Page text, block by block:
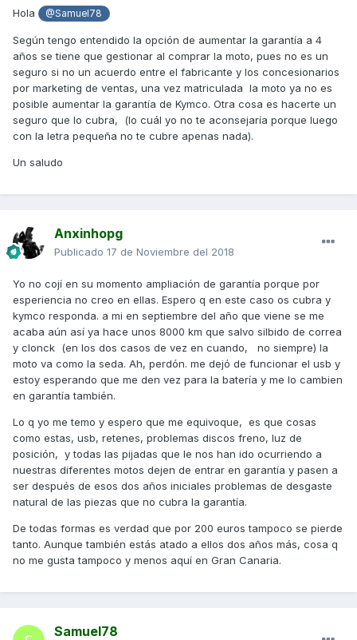
mas o menos.?
Y luego otra cosa, aunque sea de segunda mano no me
pondran problema con el tema de retenes verdad? Vamos
que eso es un problema que ellos lo saben mas que de
sobras y supongo que una vez en taller y estando en
garantia pues me la entregaran a punto.
Por cierto la moto es de Barcelona y fue de las primeras
entregas en sep del 2017.
Gracias a todos y saludos!!
Hola @Samuel78
Según tengo entendido la opción de aumentar la garantía a 4
años se tiene que gestionar al comprar la moto, pues no es un
seguro si no un acuerdo entre el fabricante y los concesionarios
por marketing de ventas, una vez matriculada la moto ya no es
posible aumentar la garantía de Kymco. Otra cosa es hacerte un
seguro que lo cubra, (lo cuál yo no te aconsejaría porque luego
con la letra pequeña no te cubre apenas nada).
Un saludo
Anxinhopg
Publicado 17 de Noviembre del 2018
Yo no cojí en su momento ampliación de garantía porque por
esperiencia no creo en ellas. Espero q en este caso os cubra y
kymco responda. a mi en septiembre del año que viene se me
acaba aún así ya hace unos 8000 km que salvo silbido de correa
y clonck (en los dos casos de vez en cuando, no siempre) la
moto va como la seda. Ah, perdón. me dejó de funcionar el usb y
estoy esperando que me den vez para la batería y me lo cambien
en garantía también.
Lo q yo me temo y espero que me equivoque, es que cosas
como estas, usb, retenes, problemas discos freno, luz de
posición, y todas las pijadas que le nos han ido ocurriendo a
nuestras diferentes motos dejen de entrar en garantía y pasen a
ser después de esos dos años iniciales problemas de desgaste
natural de las piezas que no cubra la garantía.
De todas formas es verdad que por 200 euros tampoco se pierde
tanto. Aunque también estás atado a ellos dos años más, cosa q
no me gusta tampoco y menos aquí en Gran Canaria.
Samuel78